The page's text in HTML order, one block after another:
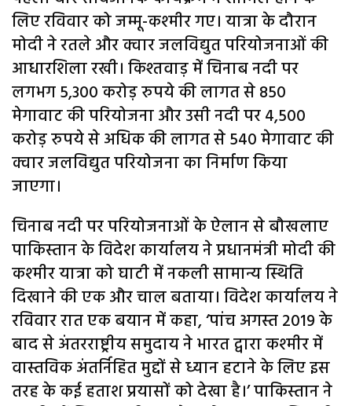
लिए रविवार को जम्मू-कश्मीर गए। यात्रा के दौरान
मोदी ने रतले और क्वार जलविद्युत परियोजनाओं की
आधारशिला रखी। किश्तवाड़ में चिनाब नदी पर
लगभग 5,300 करोड़ रुपये की लागत से 850
मेगावाट की परियोजना और उसी नदी पर 4,500
करोड़ रुपये से अधिक की लागत से 540 मेगावाट की
क्वार जलविद्युत परियोजना का निर्माण किया
जाएगा।
चिनाब नदी पर परियोजनाओं के ऐलान से बौखलाए
पाकिस्तान के विदेश कार्यालय ने प्रधानमंत्री मोदी की
कश्मीर यात्रा को घाटी में नकली सामान्य स्थिति
दिखाने की एक और चाल बताया। विदेश कार्यालय ने
रविवार रात एक बयान में कहा, ‘पांच अगस्त 2019 के
बाद से अंतरराष्ट्रीय समुदाय ने भारत द्वारा कश्मीर में
वास्तविक अंतर्निहित मुद्दों से ध्यान हटाने के लिए इस
तरह के कई हताश प्रयासों को देखा है।’ पाकिस्तान ने